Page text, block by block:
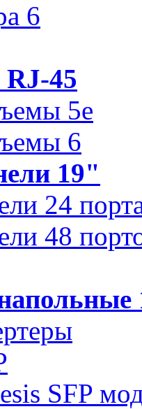
6
45
5e
6
19"
24
48
SFP